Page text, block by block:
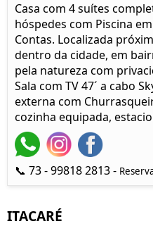
Casa com 4 suítes
hóspedes com Piscina
Contas. Localizada
dentro da cidade, em
pela natureza com
Sala com TV 47´ a cabo
externa com
cozinha equipada,
📞 73 - 99818 2813 -
ITACARÉ